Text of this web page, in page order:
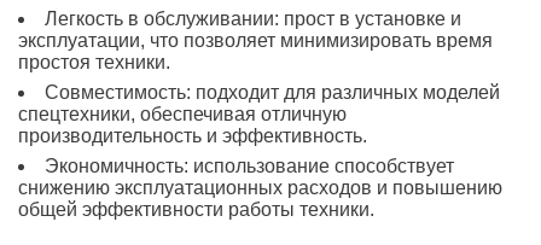
Легкость в обслуживании: прост в установке и
эксплуатации, что позволяет минимизировать время
простоя техники.
Совместимость: подходит для различных моделей
спецтехники, обеспечивая отличную
производительность и эффективность.
Экономичность: использование способствует
снижению эксплуатационных расходов и повышению
общей эффективности работы техники.